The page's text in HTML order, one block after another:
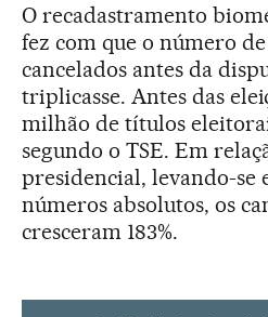
O recadastramento
fez com que o número
cancelados antes da
triplicasse. Antes das
milhão de títulos
segundo o TSE. Em
presidencial, levando-se
números absolutos, os
cresceram 183%.